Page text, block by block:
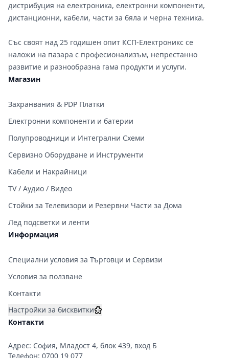
дистрибуция на електроника, електронни компоненти,
дистанционни, кабели, части за бяла и черна техника.
Със своят над 25 годишен опит КСП-Електроникс се
наложи на пазара с професионализъм, непрестанно
развитие и разнообразна гама продукти и услуги.
Магазин
Захранвания & PDP Платки
Електронни компоненти и батерии
Полупроводници и Интегрални Схеми
Сервизно Оборудване и Инструменти
Кабели и Накрайници
TV / Аудио / Видео
Стойки за Телевизори и Резервни Части за Дома
Лед подсветки и ленти
Информация
Специални условия за Търговци и Сервизи
Условия за ползване
Контакти
Настройки за бисквитки
Контакти
Адрес: София, Младост 4, блок 439, вход Б
Телефон: 0700 19 077